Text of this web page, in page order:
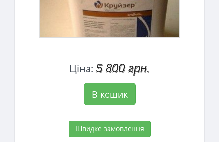
Ціна: 5 800 грн.
В кошик
Швидке замовлення